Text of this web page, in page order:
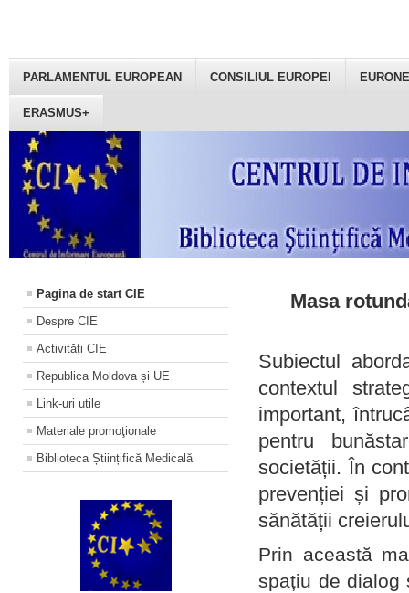
PARLAMENTUL EUROPEAN CONSILIUL EUROPEI
ERASMUS+
Pagina de start CIE
Despre CIE
Activități CIE
Republica Moldova și UE
Link-uri utile
Materiale promoţionale
Biblioteca Științifică Medicală
Masa
Subiectul
contextul
important,
pentru
societății. În
prevenției și
sănătății
Prin această
spațiu de dialog